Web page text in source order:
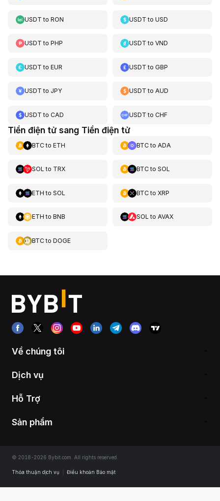
USDT to RON USDT toUSD
USDT to PHP USDT toVND
USDT to EUR USDT toGBP
USDT to JPY USDT toAUD
USDT to CAD USDT toCHF
Tiền điện tử sang Tiền điện tử
BTCto ETH BTCto ADA
SOL to TRX BTCto SOL
ETH to SOL BTCto XRP
ETH to BNB SOL to AVAX
BTCto DOGE
Về chúng tôi
Dịch vụ
Hỗ Trợ
Sản phẩm
© 2018-2026 Bybit.com. All rights reserved.
Thỏa thuận dịch vụ Điều khoản Bảo mật